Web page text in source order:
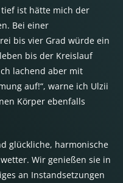
ist hätte mich der
Bei einer
bis vier Grad würde ein
bis der Kreislauf
lachend aber mit
auf!“, warne ich Ulzii
Körper ebenfalls
glückliche, harmonische
Wir genießen sie in
an Instandsetzungen